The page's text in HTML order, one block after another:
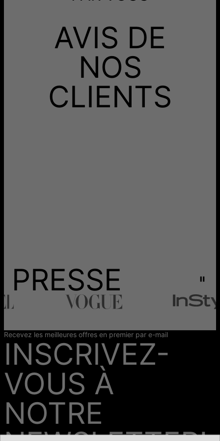
Livraison Gratuite
mar. 25 août - mer. 26
août
Recevez-le avant
août
Les délais mentionnés comprennent le temps de
production.
AVIS DE
NOS
CLIENTS
PRESSE
Recevez les meilleures offres en premier par e-mail
INSCRIVEZ-
VOUS À
NOTRE